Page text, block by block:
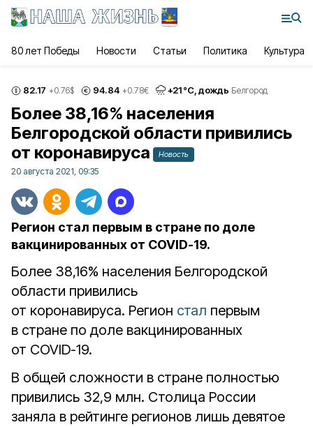
80 лет Победы Новости Статьи Политика Культура
82.17 +0.76$ 94.84 +0.78€ +21°С, дождь Белгород
Более 38,16% населения
Белгородской области привились
от коронавируса
Новость
20 августа 2021, 09:35
Регион стал первым в стране по доле
вакцинированных от COVID-19.
Более 38,16% населения Белгородской
области привились
от коронавируса. Регион стал первым
в стране по доле вакцинированных
от COVID-19.
В общей сложности в стране полностью
привились 32,9 млн. Столица России
заняла в рейтинге регионов лишь девятое